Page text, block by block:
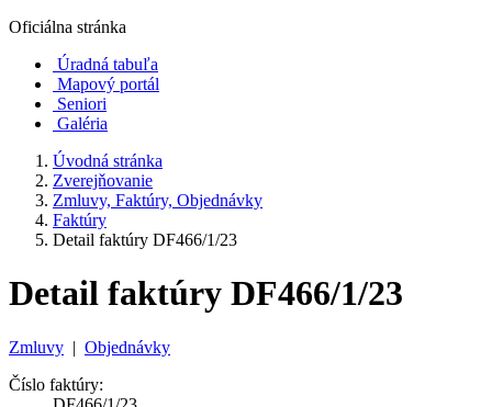
Oficiálna stránka
Úradná tabuľa
Mapový portál
Seniori
Galéria
Úvodná stránka
Zverejňovanie
Zmluvy, Faktúry, Objednávky
Faktúry
Detail faktúry DF466/1/23
Detail faktúry DF466/1/23
Zmluvy | Objednávky
Číslo faktúry: